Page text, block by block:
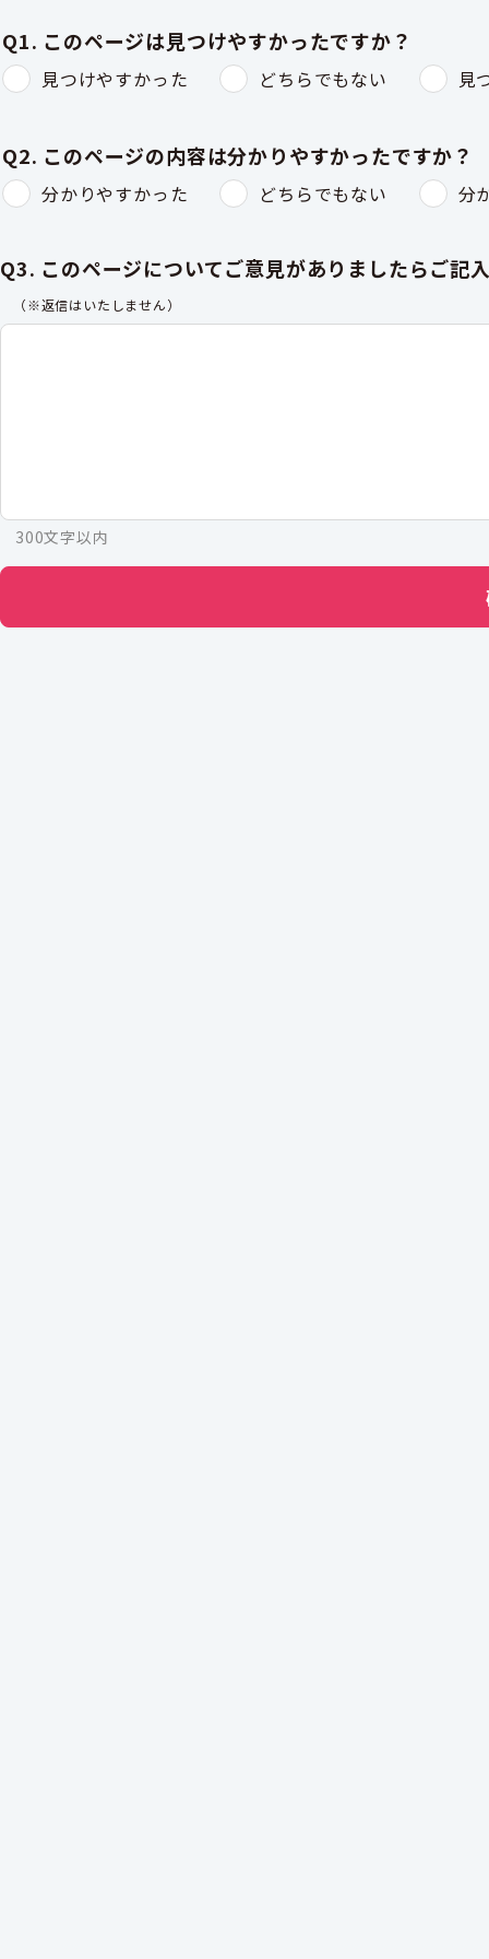
Q1. このページは見つけやすかったですか？
見つけやすかった どちらでもない 見
Q2. このページの内容は分かりやすかったですか？
分かりやすかった どちらでもない 分
Q3. このページについてご意見がありましたらご記
（※返信はいたしません）
300文字以内